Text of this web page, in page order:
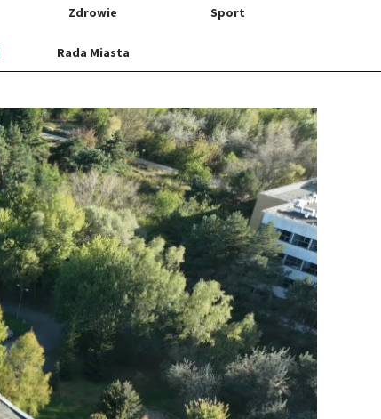
Zdrowie Sport
Rada Miasta